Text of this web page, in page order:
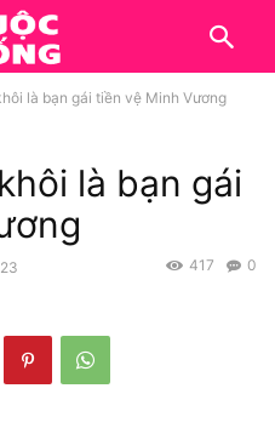
là bạn gái tiền vệ Minh Vương
là bạn gái
0
417